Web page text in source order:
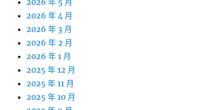
2026 年 5 月
2026 年 4 月
2026 年 3 月
2026 年 2 月
2026 年 1 月
2025 年 12 月
2025 年 11 月
2025 年 10 月